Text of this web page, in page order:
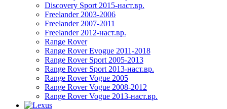
Discovery Sport 2015-наст.вр.
Freelander 2003-2006
Freelander 2007-2011
Freelander 2012-наст.вр.
Range Rover
Range Rover Evogue 2011-2018
Range Rover Sport 2005-2013
Range Rover Sport 2013-наст.вр.
Range Rover Vogue 2005
Range Rover Vogue 2008-2012
Range Rover Vogue 2013-наст.вр.